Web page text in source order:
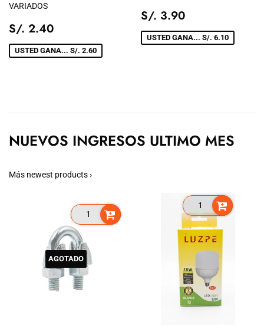
VARIADOS
PRECIO
DE
VENTA
S/. 2.40
2.40
USTED GANA... S/. 2.60
PRECIO
DE
VENTA
S/. 3.90
3.90
USTED GANA... S/. 6.10
NUEVOS INGRESOS ULTIMO MES
Más newest products ›
AGOTADO